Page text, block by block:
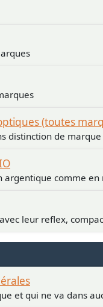
(toutes
distinction de marque
argentique comme en
leur reflex,
et qui ne va dans